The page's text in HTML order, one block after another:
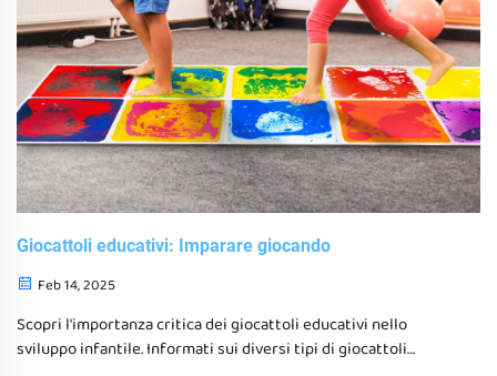
Giocattoli educativi: Imparare giocando
Feb 14, 2025
Scopri l'importanza critica dei giocattoli educativi nello
sviluppo infantile. Informati sui diversi tipi di giocattoli